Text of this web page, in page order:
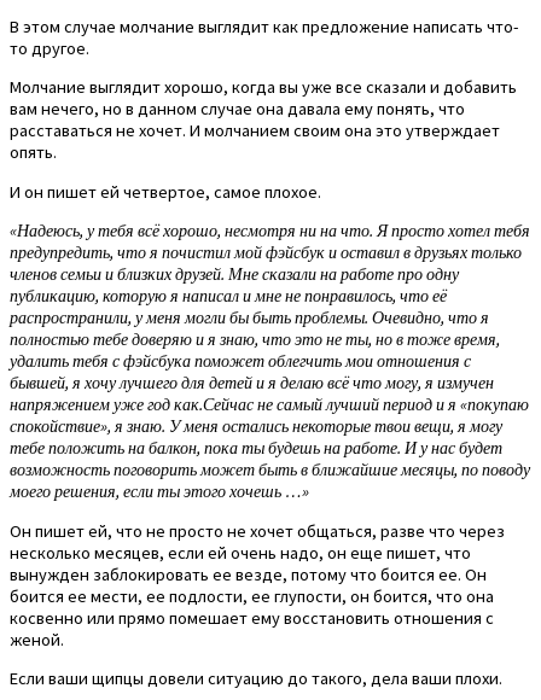
В этом случае молчание выглядит как предложение написать что-
то другое.
Молчание выглядит хорошо, когда вы уже все сказали и добавить
вам нечего, но в данном случае она давала ему понять, что
расставаться не хочет. И молчанием своим она это утверждает
опять.
И он пишет ей четвертое, самое плохое.
«Надеюсь, у тебя всё хорошо, несмотря ни на что. Я просто хотел тебя
предупредить, что я почистил мой фэйсбук и оставил в друзьях только
членов семьи и близких друзей. Мне сказали на работе про одну
публикацию, которую я написал и мне не понравилось, что её
распространили, у меня могли бы быть проблемы. Очевидно, что я
полностью тебе доверяю и я знаю, что это не ты, но в тоже время,
удалить тебя с фэйсбука поможет облегчить мои отношения с
бывшей, я хочу лучшего для детей и я делаю всё что могу, я измучен
напряжением уже год как.Сейчас не самый лучший период и я «покупаю
спокойствие», я знаю. У меня остались некоторые твои вещи, я могу
тебе положить на балкон, пока ты будешь на работе. И у нас будет
возможность поговорить может быть в ближайшие месяцы, по поводу
моего решения, если ты этого хочешь …»
Он пишет ей, что не просто не хочет общаться, разве что через
несколько месяцев, если ей очень надо, он еще пишет, что
вынужден заблокировать ее везде, потому что боится ее. Он
боится ее мести, ее подлости, ее глупости, он боится, что она
косвенно или прямо помешает ему восстановить отношения с
женой.
Если ваши щипцы довели ситуацию до такого, дела ваши плохи.